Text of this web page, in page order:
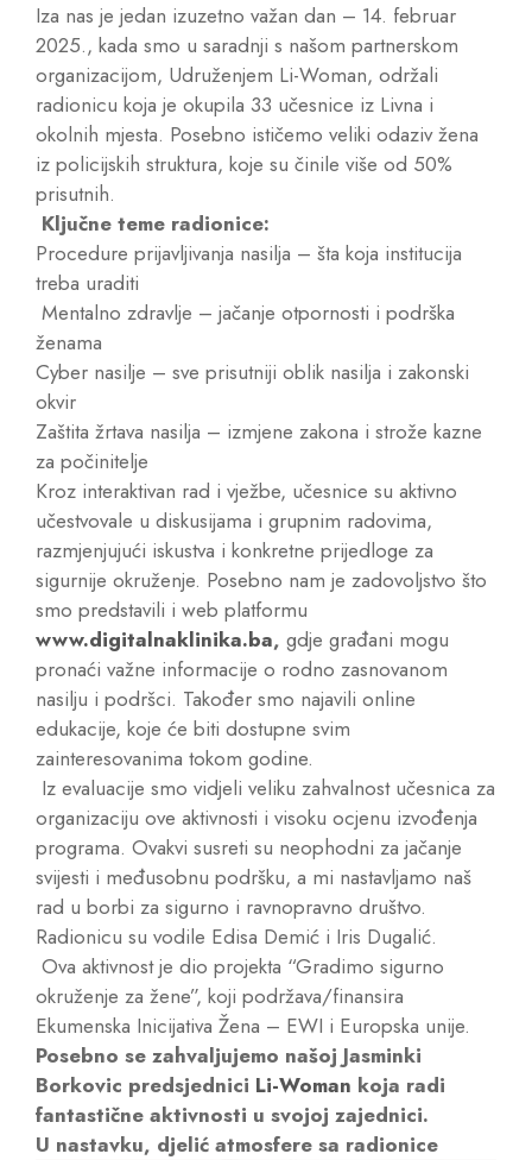
Iza nas je jedan izuzetno važan dan – 14. februar
2025., kada smo u saradnji s našom partnerskom
organizacijom, Udruženjem Li-Woman, održali
radionicu koja je okupila 33 učesnice iz Livna i
okolnih mjesta. Posebno ističemo veliki odaziv žena
iz policijskih struktura, koje su činile više od 50%
prisutnih.
Ključne teme radionice:
Procedure prijavljivanja nasilja – šta koja institucija
treba uraditi
Mentalno zdravlje – jačanje otpornosti i podrška
ženama
Cyber nasilje – sve prisutniji oblik nasilja i zakonski
okvir
Zaštita žrtava nasilja – izmjene zakona i strože kazne
za počinitelje
Kroz interaktivan rad i vježbe, učesnice su aktivno
učestvovale u diskusijama i grupnim radovima,
razmjenjujući iskustva i konkretne prijedloge za
sigurnije okruženje. Posebno nam je zadovoljstvo što
smo predstavili i web platformu
www.digitalnaklinika.ba, gdje građani mogu
pronaći važne informacije o rodno zasnovanom
nasilju i podršci. Također smo najavili online
edukacije, koje će biti dostupne svim
zainteresovanima tokom godine.
Iz evaluacije smo vidjeli veliku zahvalnost učesnica za
organizaciju ove aktivnosti i visoku ocjenu izvođenja
programa. Ovakvi susreti su neophodni za jačanje
svijesti i međusobnu podršku, a mi nastavljamo naš
rad u borbi za sigurno i ravnopravno društvo.
Radionicu su vodile Edisa Demić i Iris Dugalić.
Ova aktivnost je dio projekta “Gradimo sigurno
okruženje za žene”, koji podržava/finansira
Ekumenska Inicijativa Žena – EWI i Europska unije.
Posebno se zahvaljujemo našoj Jasminki
Borkovic predsjednici Li-Woman koja radi
fantastične aktivnosti u svojoj zajednici.
U nastavku, djelić atmosfere sa radionice